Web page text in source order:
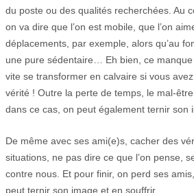
du poste ou des qualités recherchées. Au
on va dire que l’on est mobile, que l’on
déplacements, par exemple, alors qu’au
une pure sédentaire… Eh bien, ce
vite se transformer en calvaire si vous
vérité ! Outre la perte de temps, le mal-être
dans ce cas, on peut également ternir son
De même avec ses ami(e)s, cacher des
situations, ne pas dire ce que l’on pense,
contre nous. Et pour finir, on perd ses
peut ternir son image et en souffrir.